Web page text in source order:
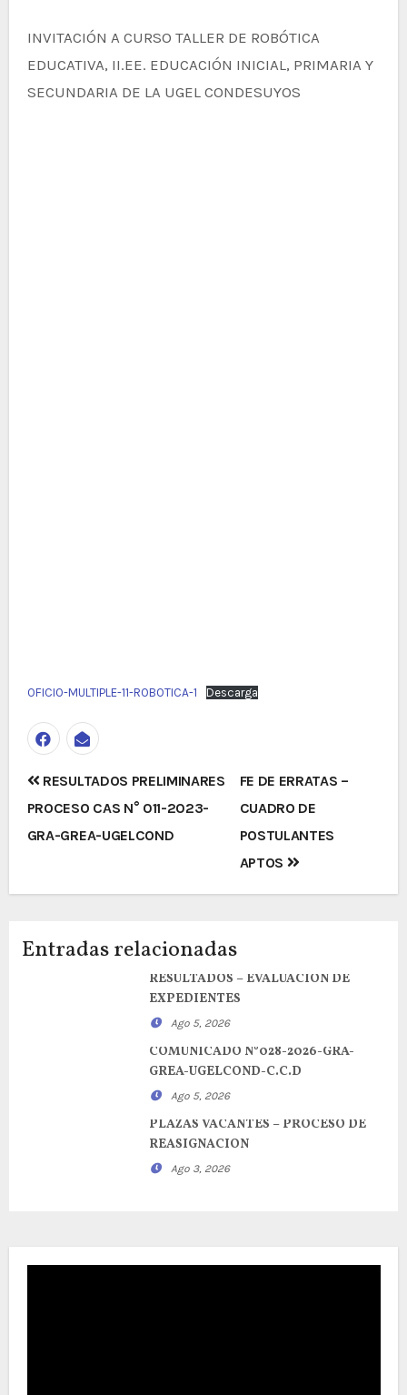
INVITACIÓN A CURSO TALLER DE ROBÓTICA
EDUCATIVA, II.EE. EDUCACIÓN INICIAL, PRIMARIA Y
SECUNDARIA DE LA UGEL CONDESUYOS
OFICIO-MULTIPLE-11-ROBOTICA-1 Descarga
Navegación
de
entradas
RESULTADOS PRELIMINARES
PROCESO CAS N° 011-2023-
GRA-GREA-UGELCOND
FE DE ERRATAS –
CUADRO DE
POSTULANTES
APTOS
Entradas relacionadas
RESULTADOS – EVALUACION DE
EXPEDIENTES
Ago 5, 2026
COMUNICADO N°028-2026-GRA-
GREA-UGELCOND-C.C.D
Ago 5, 2026
PLAZAS VACANTES – PROCESO DE
REASIGNACION
Ago 3, 2026